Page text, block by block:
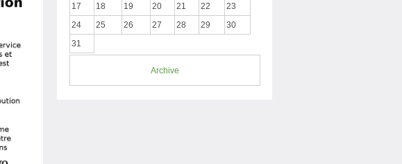
17
18 19 20 21 22
23
24
25 26 27 28 29
30
31
Archive